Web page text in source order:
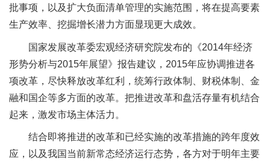
批事项，以及扩大负面清单管理的实施范围，将在提高要素
生产效率、挖掘增长潜力方面显现更大成效。
国家发展改革委宏观经济研究院发布的《2014年经济
形势分析与2015年展望》报告建议，2015年应协调推进各
项改革，尽快释放改革红利，统筹行政体制、财税体制、金
融和国企等多方面的改革。把推进改革和盘活存量有机结合
起来，激发市场主体活力。
结合即将推进的改革和已经实施的改革措施的跨年度效
应，以及我国当前新常态经济运行态势，各方对于明年主要